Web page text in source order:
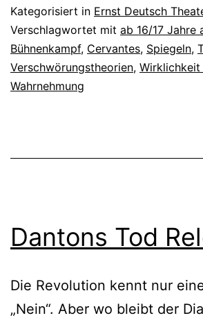
Kategorisiert in Ernst Deutsch
Verschlagwortet mit ab 16/17 Jahre
Bühnenkampf, Cervantes, Spiegeln,
Verschwörungstheorien,
Wahrnehmung
Dantons Tod
Die Revolution kennt nur
„Nein“. Aber wo bleibt der